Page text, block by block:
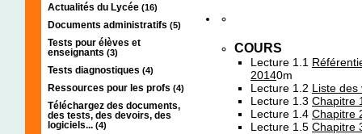
Actualités du Lycée (16)
Documents administratifs (5)
Tests pour élèves et
enseignants (3)
Tests diagnostiques (4)
Ressources pour les profs (4)
Téléchargez des documents,
des tests, des devoirs, des
logiciels... (4)
COURS
Lecture 1.1
20140m
Lecture 1.2 Liste des
Lecture 1.3 Chapitre
Lecture 1.4 Chapitre
Lecture 1.5 Chapitre